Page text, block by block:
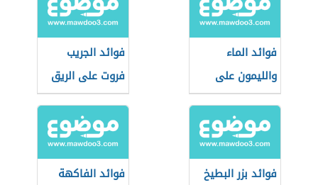
فوائد الماء
والليمون على
الريق
فوائد الجريب
فروت على الريق
فوائد بزر البطيخ فوائد الفاكهة